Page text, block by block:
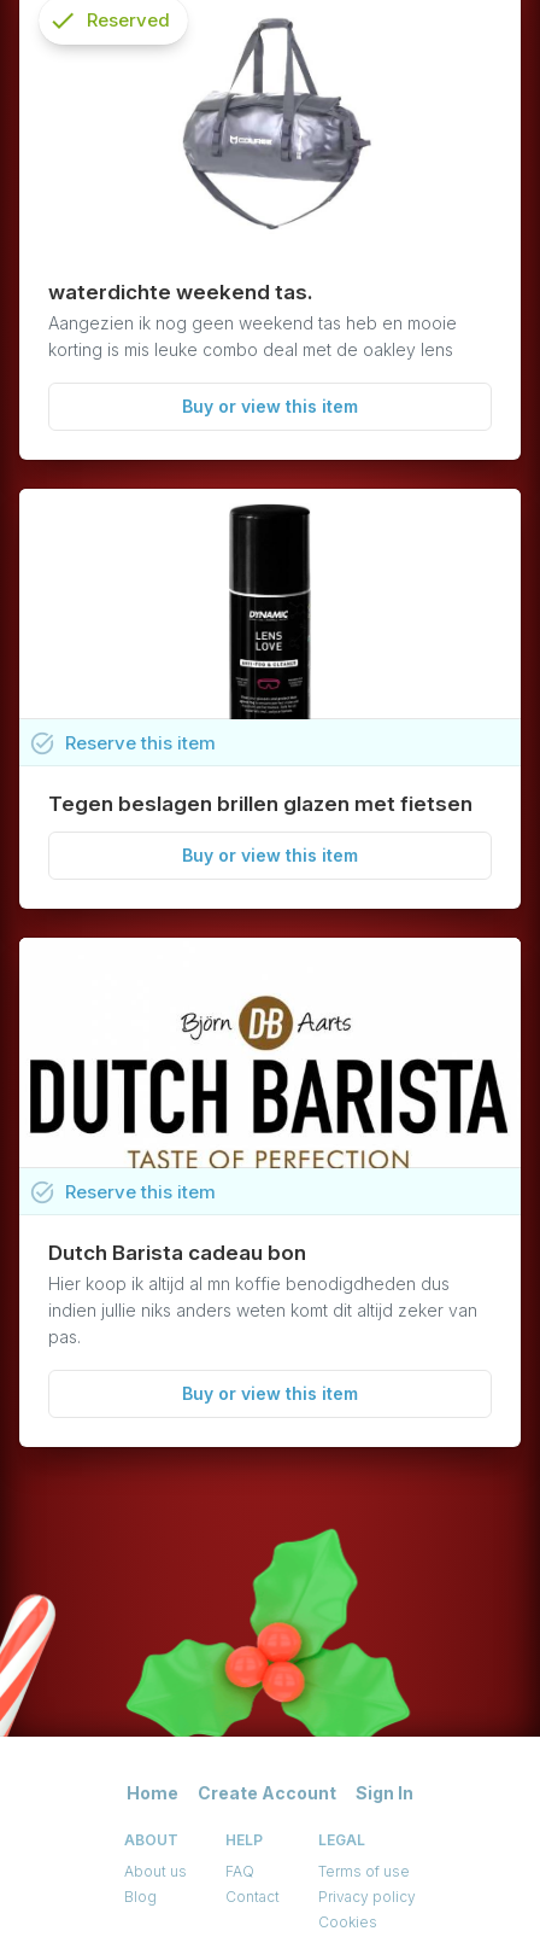
waterdichte weekend tas.
Aangezien ik nog geen weekend tas heb en mooie
korting is mis leuke combo deal met de oakley lens
Buy or view this item
check
Reserved
Tegen beslagen brillen glazen met fietsen
Buy or view this item
task_alt Reservethis item
Dutch Barista cadeau bon
Hier koop ik altijd al mn koffie benodigdheden dus
indien jullie niks anders weten komt dit altijd zeker van
pas.
Buy or view this item
task_alt Reservethis item
Home Create Account Sign In
ABOUT
About us
Blog
HELP
FAQ
Contact
LEGAL
Terms of use
Privacy policy
Cookies